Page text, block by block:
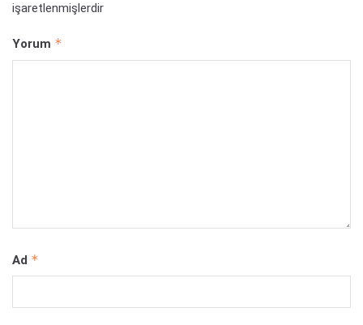
işaretlenmişlerdir
Yorum *
Ad *